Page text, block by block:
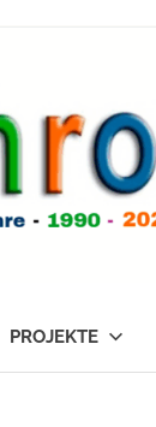
PROJEKTE